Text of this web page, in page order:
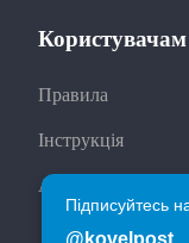
Користувачам
Правила
Інструкція
Автори
Підписуйтесь
@kovelpost